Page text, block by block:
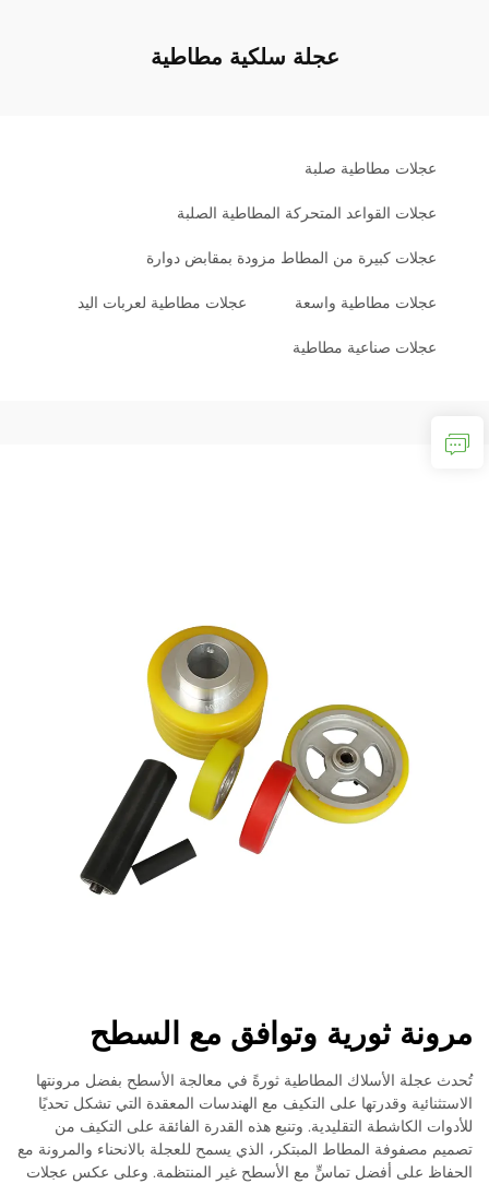
عجلة سلكية مطاطية
عجلات مطاطية صلبة
عجلات القواعد المتحركة المطاطية الصلبة
عجلات كبيرة من المطاط مزودة بمقابض دوارة
عجلات مطاطية واسعة عجلات مطاطية لعربات اليد
عجلات صناعية مطاطية
مرونة ثورية وتوافق مع السطح
تُحدث عجلة الأسلاك المطاطية ثورةً في معالجة الأسطح بفضل مرونتها
الاستثنائية وقدرتها على التكيف مع الهندسات المعقدة التي تشكل تحديًا
للأدوات الكاشطة التقليدية. وتنبع هذه القدرة الفائقة على التكيف من
تصميم مصفوفة المطاط المبتكر، الذي يسمح للعجلة بالانحناء والمرونة مع
الحفاظ على أفضل تماسٍّ مع الأسطح غير المنتظمة. وعلى عكس عجلات